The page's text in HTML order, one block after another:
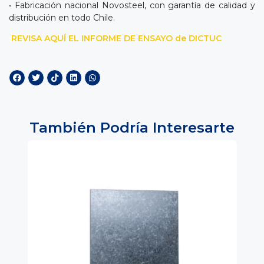
• Fabricación nacional Novosteel, con garantía de calidad y
distribución en todo Chile.
REVISA AQUÍ EL INFORME DE ENSAYO de DICTUC
También Podría Interesarte